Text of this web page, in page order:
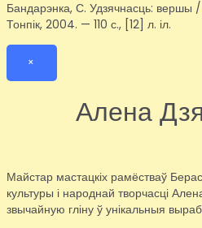
Бандарэнка, С. Удзячнасць:
Тонпік, 2004. — 110 с., [12] л. іл.
×
Алена
Майстар мастацкіх рамёстваў
культуры і народнай творчасці
звычайную гліну ў унікальныя